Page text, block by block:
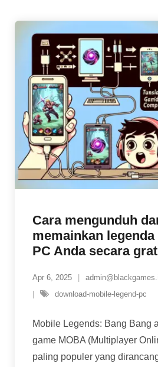
Cara mengunduh
memainkan
PC Anda secara
Apr 6, 2025
download-mobile-legend-pc
Mobile Legends: Bang Bang
game MOBA (Multiplayer
paling populer yang